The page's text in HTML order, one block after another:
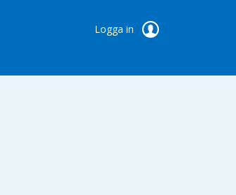
Logga in